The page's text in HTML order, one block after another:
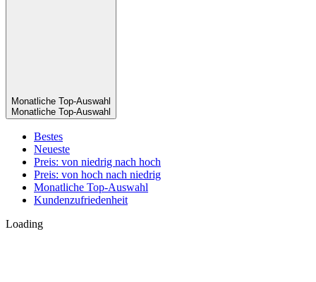
Monatliche Top-Auswahl
Monatliche Top-Auswahl
Bestes
Neueste
Preis: von niedrig nach hoch
Preis: von hoch nach niedrig
Monatliche Top-Auswahl
Kundenzufriedenheit
Loading